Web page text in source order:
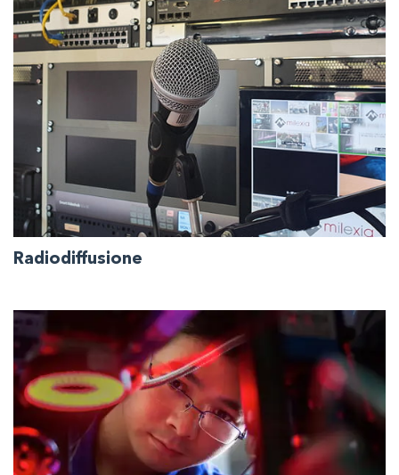
Dispositivi e componenti per tutti i tipi di
apparecchiature mediche high-tech, in particolare
quelle funzionanti secondo standard predefiniti.
Ampia gamma di prodotti e software per applicazioni
di compressione, trasmissione e distribuzione.
Radiodiffusione